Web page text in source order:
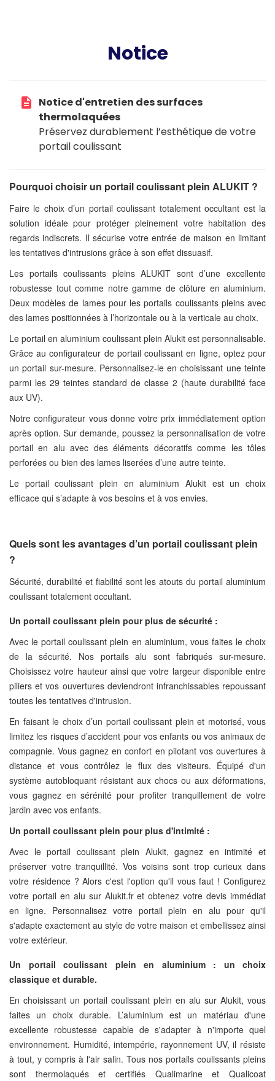
Notice
description Notice d'entretien des surfaces
thermolaquées
Préservez durablement l’esthétique de votre
portail coulissant
Pourquoi choisir un portail coulissant plein ALUKIT ?
Faire le choix d’un portail coulissant totalement occultant est la
solution idéale pour protéger pleinement votre habitation des
regards indiscrets. Il sécurise votre entrée de maison en limitant
les tentatives d'intrusions grâce à son effet dissuasif.
Les portails coulissants pleins ALUKIT sont d’une excellente
robustesse tout comme notre gamme de clôture en aluminium.
Deux modèles de lames pour les portails coulissants pleins avec
des lames positionnées à l’horizontale ou à la verticale au choix.
Le portail en aluminium coulissant plein Alukit est personnalisable.
Grâce au configurateur de portail coulissant en ligne, optez pour
un portail sur-mesure. Personnalisez-le en choisissant une teinte
parmi les 29 teintes standard de classe 2 (haute durabilité face
aux UV).
Notre configurateur vous donne votre prix immédiatement option
après option. Sur demande, poussez la personnalisation de votre
portail en alu avec des éléments décoratifs comme les tôles
perforées ou bien des lames liserées d’une autre teinte.
Le portail coulissant plein en aluminium Alukit est un choix
efficace qui s’adapte à vos besoins et à vos envies.
Quels sont les avantages d’un portail coulissant plein
?
Sécurité, durabilité et fiabilité sont les atouts du portail aluminium
coulissant totalement occultant.
Un portail coulissant plein pour plus de sécurité :
Avec le portail coulissant plein en aluminium, vous faites le choix
de la sécurité. Nos portails alu sont fabriqués sur-mesure.
Choisissez votre hauteur ainsi que votre largeur disponible entre
piliers et vos ouvertures deviendront infranchissables repoussant
toutes les tentatives d'intrusion.
En faisant le choix d’un portail coulissant plein et motorisé, vous
limitez les risques d’accident pour vos enfants ou vos animaux de
compagnie. Vous gagnez en confort en pilotant vos ouvertures à
distance et vous contrôlez le flux des visiteurs. Équipé d'un
système autobloquant résistant aux chocs ou aux déformations,
vous gagnez en sérénité pour profiter tranquillement de votre
jardin avec vos enfants.
Un portail coulissant plein pour plus d'intimité :
Avec le portail coulissant plein Alukit, gagnez en intimité et
préserver votre tranquillité. Vos voisins sont trop curieux dans
votre résidence ? Alors c'est l'option qu'il vous faut ! Configurez
votre portail en alu sur Alukit.fr et obtenez votre devis immédiat
en ligne. Personnalisez votre portail plein en alu pour qu'il
s'adapte exactement au style de votre maison et embellissez ainsi
votre extérieur.
Un portail coulissant plein en aluminium : un choix
classique et durable.
En choisissant un portail coulissant plein en alu sur Alukit, vous
faites un choix durable. L’aluminium est un matériau d'une
excellente robustesse capable de s'adapter à n'importe quel
environnement. Humidité, intempérie, rayonnement UV, il résiste
à tout, y compris à l'air salin. Tous nos portails coulissants pleins
sont thermolaqués et certifiés Qualimarine et Qualicoat